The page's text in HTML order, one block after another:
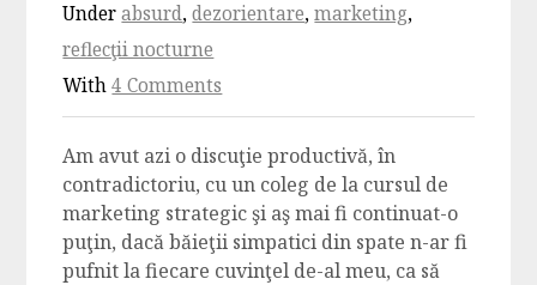
Underabsurd,dezorientare,marketing,
reflecţii nocturne
With4 Comments
Am avut azi o discuţie productivă, în
contradictoriu, cu un coleg de la cursul de
marketing strategic şi aş mai fi continuat-o
puţin, dacă băieţii simpatici din spate n-ar fi
pufnit la fiecare cuvinţel de-al meu, ca să